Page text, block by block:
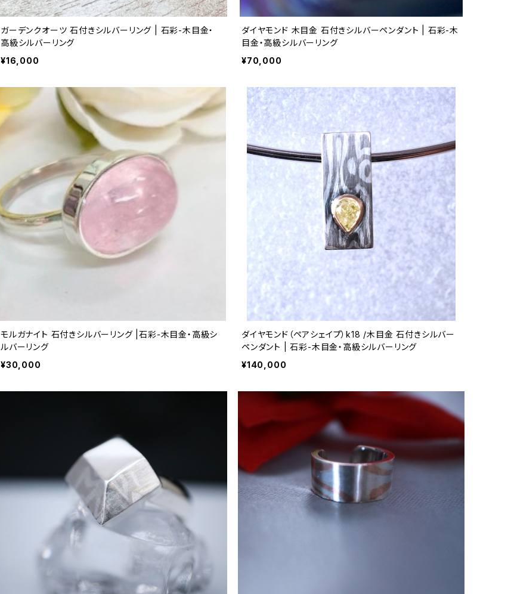
ガーデンクオーツ 石付きシルバーリング | 石彩-木目金・
高級シルバーリング
¥16,000
ダイヤモンド 木目金 石付きシルバーペンダント | 石彩-木
目金・高級シルバーリング
¥70,000
モルガナイト 石付きシルバーリング |石彩-木目金・高級シ
ルバーリング
¥30,000
ダイヤモンド（ペアシェイプ）k18 /木目金 石付きシルバー
ペンダント | 石彩-木目金・高級シルバーリング
¥140,000